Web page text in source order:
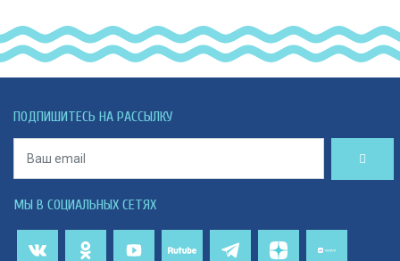
ПОДПИШИТЕСЬ НА РАССЫЛКУ
МЫ В СОЦИАЛЬНЫХ СЕТЯХ